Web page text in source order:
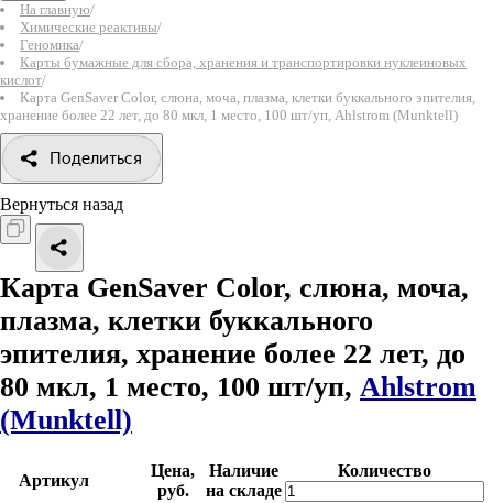
На главную/
Химические реактивы/
Геномика/
Карты бумажные для сбора, хранения и транспортировки нуклеиновых
кислот/
Карта GenSaver Color, слюна, моча, плазма, клетки буккального эпителия,
хранение более 22 лет, до 80 мкл, 1 место, 100 шт/уп, Ahlstrom (Munktell)
Поделиться
Вернуться назад
Карта GenSaver Color, слюна, моча,
плазма, клетки буккального
эпителия, хранение более 22 лет, до
80 мкл, 1 место, 100 шт/уп, Ahlstrom
(Munktell)
Артикул
Цена,
руб.
Наличие
на складе
Количество